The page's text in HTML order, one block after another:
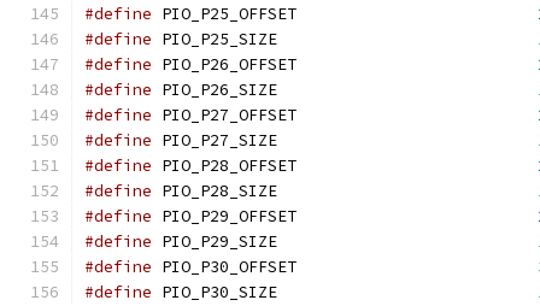
#define PIO_P25_OFFSET
#define PIO_P25_SIZE
#define PIO_P26_OFFSET
#define PIO_P26_SIZE
#define PIO_P27_OFFSET
#define PIO_P27_SIZE
#define PIO_P28_OFFSET
#define PIO_P28_SIZE
#define PIO_P29_OFFSET
#define PIO_P29_SIZE
#define PIO_P30_OFFSET
#define PIO_P30_SIZE